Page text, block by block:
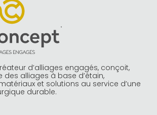
d’alliages engagés, conçoit,
des alliages à base d’étain,
et solutions au service d’une
durable.